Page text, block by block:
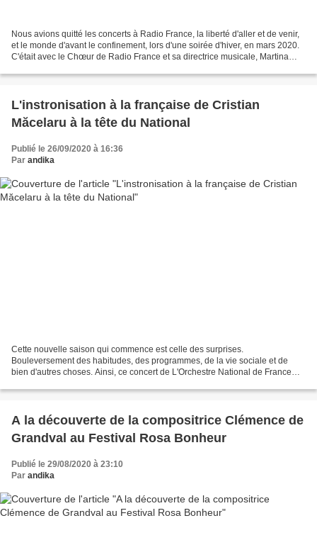
Nous avions quitté les concerts à Radio France, la liberté d'aller et de venir,
et le monde d'avant le confinement, lors d'une soirée d'hiver, en mars 2020.
C'était avec le Chœur de Radio France et sa directrice musicale, Martina
L'instronisation à la française de Cristian
Măcelaru à la tête du National
Publié le 26/09/2020 à 16:36
Par andika
Cette nouvelle saison qui commence est celle des surprises.
Bouleversement des habitudes, des programmes, de la vie sociale et de
bien d'autres choses. Ainsi, ce concert de L'Orchestre National de France
A la découverte de la compositrice Clémence de
Grandval au Festival Rosa Bonheur
Publié le 29/08/2020 à 23:10
Par andika